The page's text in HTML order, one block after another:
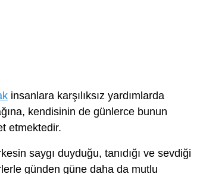
insanlara karşılıksız yardımlarda
kendisinin de günlerce bunun
etmektedir.
saygı duyduğu, tanıdığı ve sevdiği
günden güne daha da mutlu